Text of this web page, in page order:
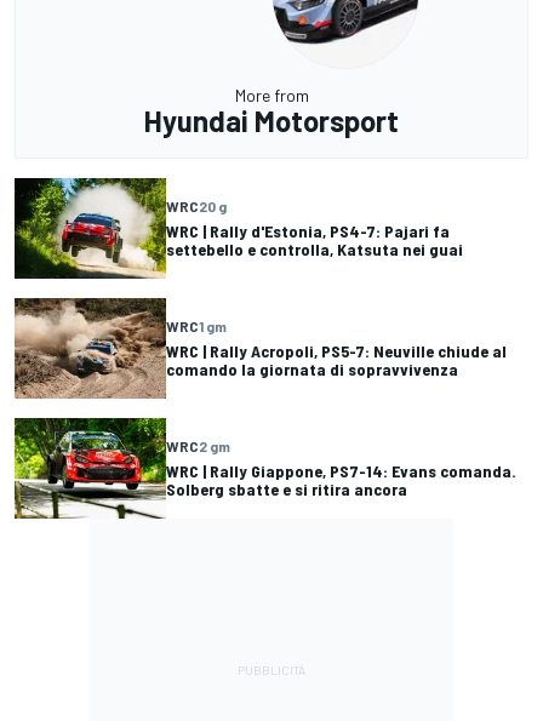
More from
Hyundai Motorsport
WRC20 g
WRC | Rally d'Estonia, PS4-7: Pajari fa
settebello e controlla, Katsuta nei guai
WRC1 gm
WRC | Rally Acropoli, PS5-7: Neuville chiude al
comando la giornata di sopravvivenza
WRC2 gm
WRC | Rally Giappone, PS7-14: Evans comanda.
Solberg sbatte e si ritira ancora